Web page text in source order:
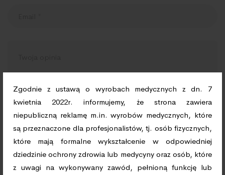
Zgodnie z ustawą o wyrobach medycznych z dn. 7
kwietnia 2022r. informujemy, że strona zawiera
niepubliczną reklamę m.in. wyrobów medycznych, które
są przeznaczone dla profesjonalistów, tj. osób fizycznych,
które mają formalne wykształcenie w odpowiedniej
dziedzinie ochrony zdrowia lub medycyny oraz osób, które
z uwagi na wykonywany zawód, pełnioną funkcję lub
Zapamiętaj moje dane w tej przeglądarce podczas
pisania kolejnych komentarzy.